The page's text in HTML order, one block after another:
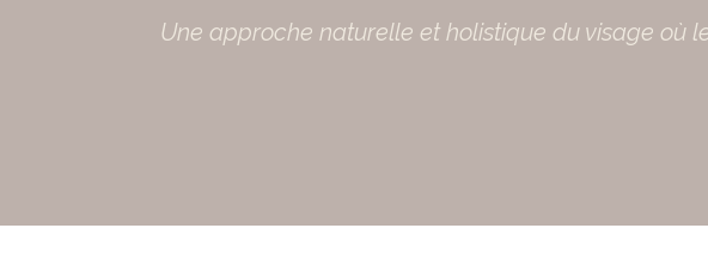
Une approche naturelle et holistique du visage où